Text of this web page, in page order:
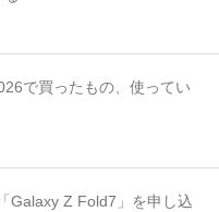
で買ったもの、使ってい
Galaxy Z Fold7」を申し込